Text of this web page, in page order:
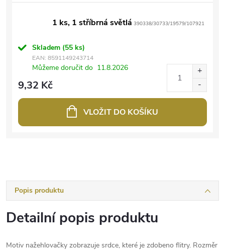
1 ks, 1 stříbrná světlá 390338/30733/19579/107921
Skladem (55 ks)
EAN: 8591149243714
Můžeme doručit do 11.8.2026
9,32 Kč
VLOŽIT DO KOŠÍKU
Popis produktu
Detailní popis produktu
Motiv nažehlovačky zobrazuje srdce, které je zdobeno flitry. Rozměr